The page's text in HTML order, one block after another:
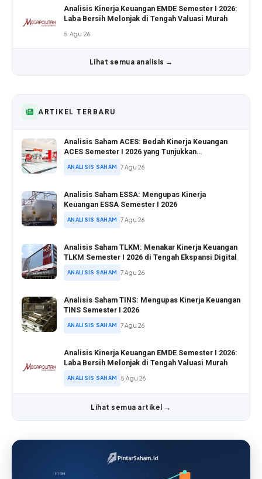
Analisis Kinerja Keuangan EMDE Semester I 2026:
Laba Bersih Melonjak di Tengah Valuasi Murah
5 Agu 26
Lihat semua analisis →
ARTIKEL TERBARU
Analisis Saham ACES: Bedah Kinerja Keuangan
ACES Semester I 2026 yang Tunjukkan
ANALISIS SAHAM 7 Agu 26
Analisis Saham ESSA: Mengupas Kinerja
Keuangan ESSA Semester I 2026
ANALISIS SAHAM 7 Agu 26
Analisis Saham TLKM: Menakar Kinerja Keuangan
TLKM Semester I 2026 di Tengah Ekspansi Digital
ANALISIS SAHAM 7 Agu 26
Analisis Saham TINS: Mengupas Kinerja Keuangan
TINS Semester I 2026
ANALISIS SAHAM 7 Agu 26
Analisis Kinerja Keuangan EMDE Semester I 2026:
Laba Bersih Melonjak di Tengah Valuasi Murah
ANALISIS SAHAM 5 Agu 26
Lihat semua artikel →
HIGH